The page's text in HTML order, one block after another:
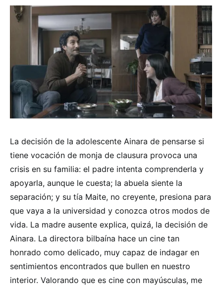
La decisión de la adolescente Ainara de pensarse si
tiene vocación de monja de clausura provoca una
crisis en su familia: el padre intenta comprenderla y
apoyarla, aunque le cuesta; la abuela siente la
separación; y su tía Maite, no creyente, presiona para
que vaya a la universidad y conozca otros modos de
vida. La madre ausente explica, quizá, la decisión de
Ainara. La directora bilbaína hace un cine tan
honrado como delicado, muy capaz de indagar en
sentimientos encontrados que bullen en nuestro
interior. Valorando que es cine con mayúsculas, me